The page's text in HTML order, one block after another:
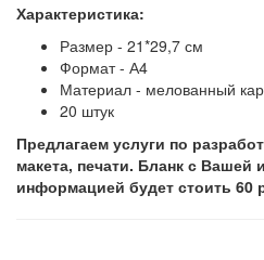
Характеристика:
Размер - 21*29,7 см
Формат - А4
Материал - мелованный
20 штук
Предлагаем услуги по
макета, печати. Бланк с Вашей
информацией будет стоить 60